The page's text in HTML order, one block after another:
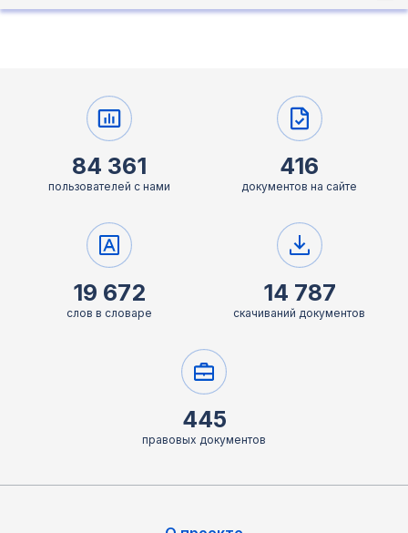
84 361
пользователей с нами
416
документов на сайте
19 672
слов в словаре
14 787
скачиваний документов
445
правовых документов